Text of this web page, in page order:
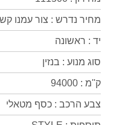
מחיר נדרש : צור עמנו
יד : ראשונה
סוג מנוע : בנזין
ק''מ : 94000
צבע הרכב : כסף מטאלי